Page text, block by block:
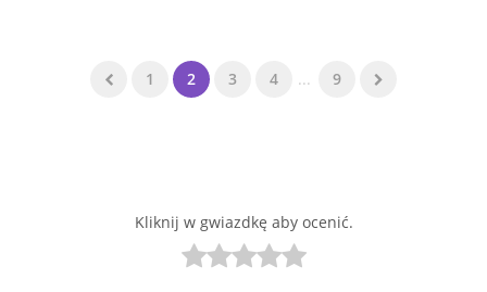
1 2 3 4 ... 9
Kliknij w gwiazdkę aby ocenić.